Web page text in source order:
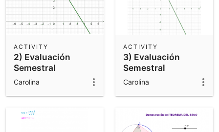
2) Evaluación
Semestral
ACTIVITY
Carolina
3) Evaluación
Semestral
ACTIVITY
Carolina